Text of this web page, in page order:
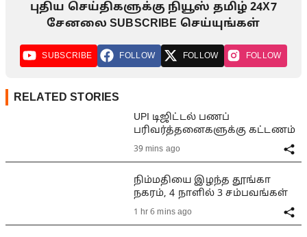
புதிய செய்திகளுக்கு நியூஸ் தமிழ் 24X7
சேனலை SUBSCRIBE செய்யுங்கள்
SUBSCRIBE FOLLOW FOLLOW FOLLOW
RELATED STORIES
UPI டிஜிட்டல் பணப்
பரிவர்த்தனைகளுக்கு கட்டணம்
39 mins ago
நிம்மதியை இழந்த தூங்கா
நகரம், 4 நாளில் 3 சம்பவங்கள்
1 hr 6 mins ago